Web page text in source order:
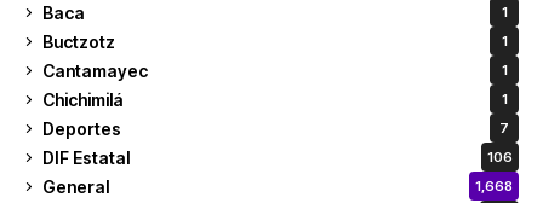
Baca 1
Buctzotz 1
Cantamayec 1
Chichimilá 1
Deportes 7
DIF Estatal 106
General 1,668